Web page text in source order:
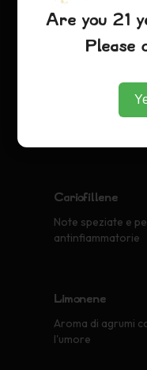
Mircene
Aroma terroso e
Profumo di pino
Cariofillene
Note speziate e
antinfiammatorie
Limonene
Aroma di agrumi
l'umore
Are you 21
Please